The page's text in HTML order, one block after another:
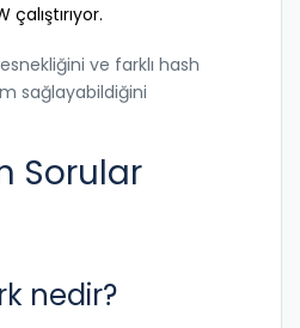
ve farklı hash
sağlayabildiğini
Sorular
nedir?